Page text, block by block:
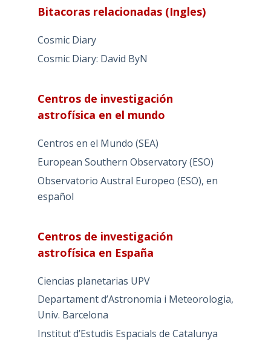
Bitacoras relacionadas (Ingles)
Cosmic Diary
Cosmic Diary: David ByN
Centros de investigación
astrofísica en el mundo
Centros en el Mundo (SEA)
European Southern Observatory (ESO)
Observatorio Austral Europeo (ESO), en
español
Centros de investigación
astrofísica en España
Ciencias planetarias UPV
Departament d’Astronomia i Meteorologia,
Univ. Barcelona
Institut d’Estudis Espacials de Catalunya